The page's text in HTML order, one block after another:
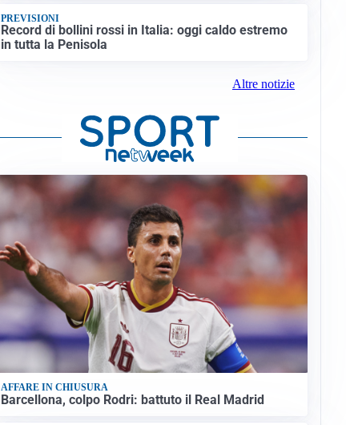
PREVISIONI
Record di bollini rossi in Italia: oggi caldo estremo
in tutta la Penisola
Altre notizie
AFFARE IN CHIUSURA
Barcellona, colpo Rodri: battuto il Real Madrid